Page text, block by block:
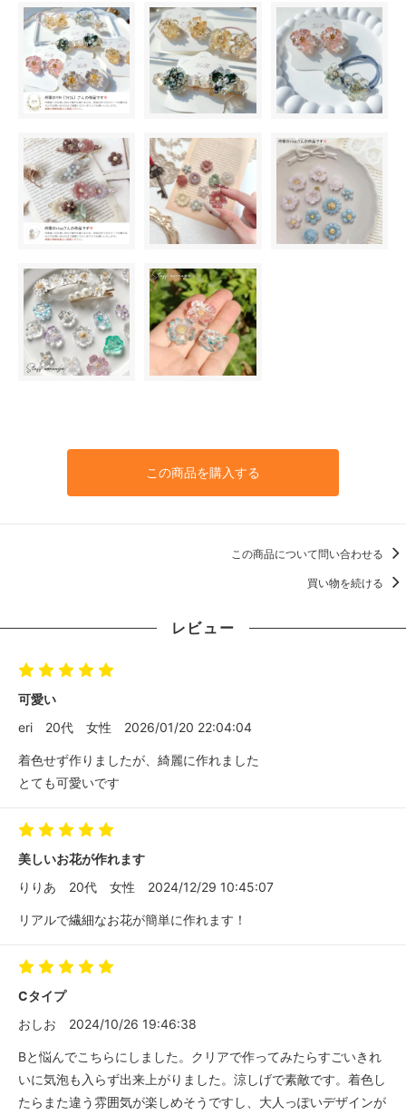
この商品を購入する
この商品について問い合わせる
買い物を続ける
レビュー
可愛い
eri
20代 女性 2026/01/20 22:04:04
着色せず作りましたが、綺麗に作れました
とても可愛いです
美しいお花が作れます
りりあ
20代 女性 2024/12/29 10:45:07
リアルで繊細なお花が簡単に作れます！
Cタイプ
おしお
2024/10/26 19:46:38
Bと悩んでこちらにしました。クリアで作ってみたらすごいきれ
いに気泡も入らず出来上がりました。涼しげで素敵です。着色し
たらまた違う雰囲気が楽しめそうですし、大人っぽいデザインが